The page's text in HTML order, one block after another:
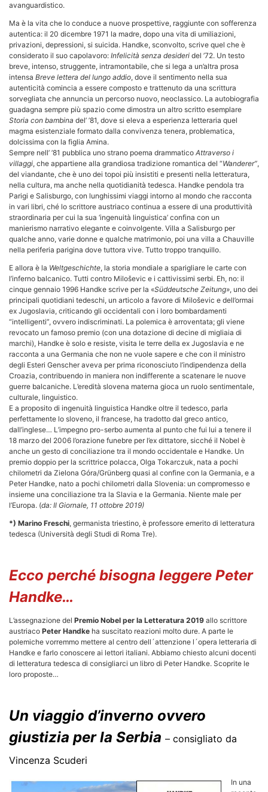
avanguardistico.
Ma è la vita che lo conduce a nuove prospettive, raggiunte con sofferenza
autentica: il 20 dicembre 1971 la madre, dopo una vita di umiliazioni,
privazioni, depressioni, si suicida. Handke, sconvolto, scrive quel che è
considerato il suo capolavoro: Infelicità senza desideri del ’72. Un testo
breve, intenso, struggente, intramontabile, che si lega a un’altra prosa
intensa Breve lettera del lungo addio, dove il sentimento nella sua
autenticità comincia a essere composto e trattenuto da una scrittura
sorvegliata che annuncia un percorso nuovo, neoclassico. La autobiografia
guadagna sempre più spazio come dimostra un altro scritto esemplare
Storia con bambina del’ ’81, dove si eleva a esperienza letteraria quel
magma esistenziale formato dalla convivenza tenera, problematica,
dolcissima con la figlia Amina.
Sempre nell’ ’81 pubblica uno strano poema drammatico Attraverso i
villaggi, che appartiene alla grandiosa tradizione romantica del “Wanderer”,
del viandante, che è uno dei topoi più insistiti e presenti nella letteratura,
nella cultura, ma anche nella quotidianità tedesca. Handke pendola tra
Parigi e Salisburgo, con lunghissimi viaggi intorno al mondo che racconta
in vari libri, ché lo scrittore austriaco continua a essere di una produttività
straordinaria per cui la sua ‘ingenuità linguistica’ confina con un
manierismo narrativo elegante e coinvolgente. Villa a Salisburgo per
qualche anno, varie donne e qualche matrimonio, poi una villa a Chauville
nella periferia parigina dove tuttora vive. Tutto troppo tranquillo.
E allora è la Weltgeschichte, la storia mondiale a sparigliare le carte con
l’inferno balcanico. Tutti contro Miloševic e i cattivissimi serbi. Eh, no: il
cinque gennaio 1996 Handke scrive per la «Süddeutsche Zeitung», uno dei
principali quotidiani tedeschi, un articolo a favore di Miloševic e dell’ormai
ex Jugoslavia, criticando gli occidentali con i loro bombardamenti
“intelligenti”, ovvero indiscriminati. La polemica è arroventata; gli viene
revocato un famoso premio (con una dotazione di decine di migliaia di
marchi), Handke è solo e resiste, visita le terre della ex Jugoslavia e ne
racconta a una Germania che non ne vuole sapere e che con il ministro
degli Esteri Genscher aveva per prima riconosciuto l’indipendenza della
Croazia, contribuendo in maniera non indifferente a scatenare le nuove
guerre balcaniche. L’eredità slovena materna gioca un ruolo sentimentale,
culturale, linguistico.
E a proposito di ingenuità linguistica Handke oltre il tedesco, parla
perfettamente lo sloveno, il francese, ha tradotto dal greco antico,
dall’inglese… L’impegno pro-serbo aumenta al punto che fui lui a tenere il
18 marzo del 2006 l’orazione funebre per l’ex dittatore, sicché il Nobel è
anche un gesto di conciliazione tra il mondo occidentale e Handke. Un
premio doppio per la scrittrice polacca, Olga Tokarczuk, nata a pochi
chilometri da Zielona Góra/Grünberg quasi al confine con la Germania, e a
Peter Handke, nato a pochi chilometri dalla Slovenia: un compromesso e
insieme una conciliazione tra la Slavia e la Germania. Niente male per
l’Europa. (da: Il Giornale, 11 ottobre 2019)
*) Marino Freschi, germanista triestino, è professore emerito di letteratura
tedesca (Università degli Studi di Roma Tre).
Ecco perché bisogna leggere Peter
Handke…
L’assegnazione del Premio Nobel per la Letteratura 2019 allo scrittore
austriaco Peter Handke ha suscitato reazioni molto dure. A parte le
polemiche vorremmo mettere al centro dell´attenzione l´opera letteraria di
Handke e farlo conoscere ai lettori italiani. Abbiamo chiesto alcuni docenti
di letteratura tedesca di consigliarci un libro di Peter Handke. Scoprite le
loro proposte…
Un viaggio d’inverno ovvero
giustizia per la Serbia – consigliato da
Vincenza Scuderi
In una